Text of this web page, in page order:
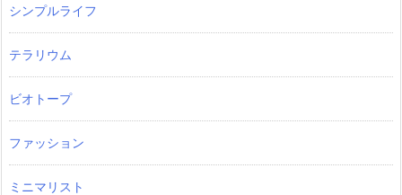
シンプルライフ
テラリウム
ビオトープ
ファッション
ミニマリスト